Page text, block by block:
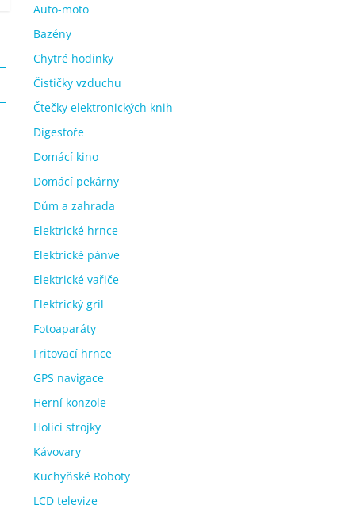
Auto-moto
Bazény
Chytré hodinky
Čističky vzduchu
Čtečky elektronických knih
Digestoře
Domácí kino
Domácí pekárny
Dům a zahrada
Elektrické hrnce
Elektrické pánve
Elektrické vařiče
Elektrický gril
Fotoaparáty
Fritovací hrnce
GPS navigace
Herní konzole
Holicí strojky
Kávovary
Kuchyňské Roboty
LCD televize